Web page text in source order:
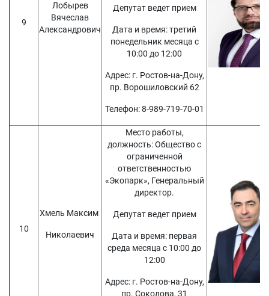
9
Лобырев
Вячеслав
Александрович
Депутат ведет прием
Дата и время: третий
понедельник месяца с
10:00 до 12:00
Адрес: г. Ростов-на-Дону,
пр. Ворошиловский 62
Телефон: 8-989-719-70-01
10
Хмель Максим
Николаевич
Место работы,
должность: Общество с
ограниченной
ответственностью
«Экопарк», Генеральный
директор.
Депутат ведет прием
Дата и время: первая
среда месяца с 10:00 до
12:00
Адрес: г. Ростов-на-Дону,
пр. Соколова, 31